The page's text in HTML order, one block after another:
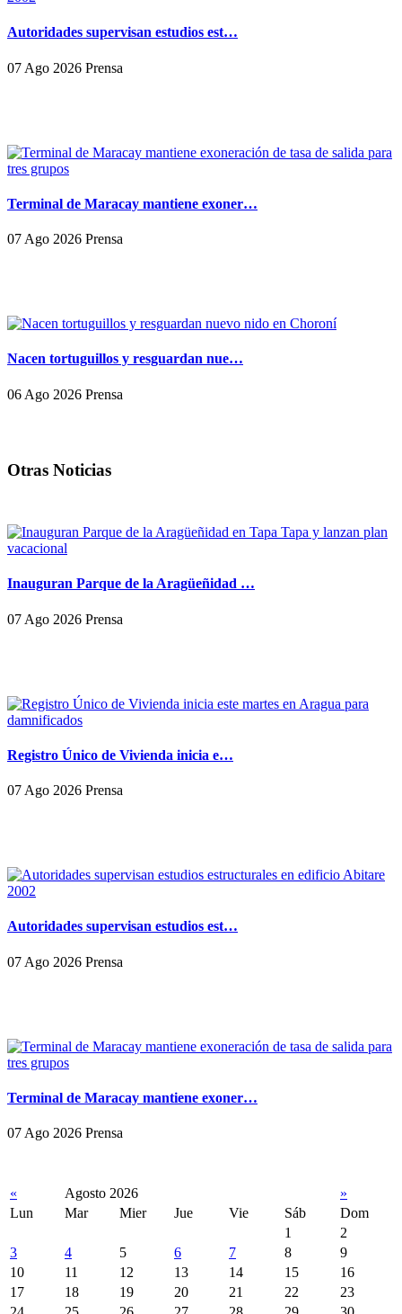
Autoridades supervisan estudios est…
07 Ago 2026 Prensa
Terminal de Maracay mantiene exoner…
07 Ago 2026 Prensa
Nacen tortuguillos y resguardan nue…
06 Ago 2026 Prensa
Otras Noticias
Inauguran Parque de la Aragüeñidad …
07 Ago 2026 Prensa
Registro Único de Vivienda inicia e…
07 Ago 2026 Prensa
Autoridades supervisan estudios est…
07 Ago 2026 Prensa
Terminal de Maracay mantiene exoner…
07 Ago 2026 Prensa
« Agosto 2026
»
Lun
Mar Mier Jue Vie Sáb
Dom
1
2
3
4 5 6 7 8
9
10
11 12 13 14 15
16
17
18 19 20 21 22
23